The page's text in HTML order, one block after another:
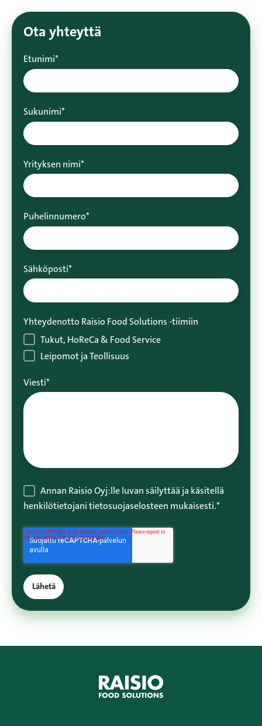
Ota yhteyttä
Etunimi*
Sukunimi*
Yrityksen nimi*
Puhelinnumero*
Sähköposti*
Yhteydenotto Raisio Food Solutions -tiimiin
Tukut, HoReCa & Food Service
Leipomot ja Teollisuus
Viesti*
Annan Raisio Oyj:lle luvan säilyttää ja käsitellä
henkilötietojanitietosuojaselosteen mukaisesti.*